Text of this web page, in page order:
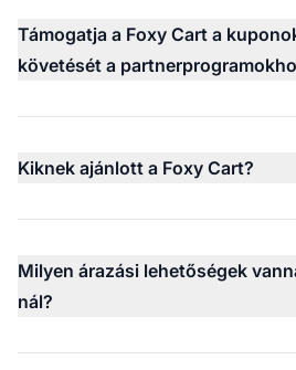
Támogatja a Foxy Cart a
követését a
Kiknek ajánlott a Foxy Cart?
Milyen árazási lehetőségek
nál?